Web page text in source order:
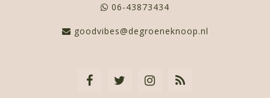
06-43873434
goodvibes@degroeneknoop.nl